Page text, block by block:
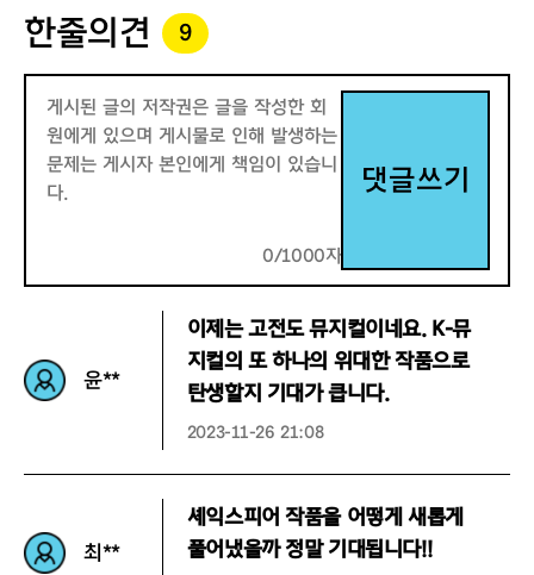
한줄의견 9
0/1000자
댓글쓰기
윤**
이제는 고전도 뮤지컬이네요. K-뮤
지컬의 또 하나의 위대한 작품으로
탄생할지 기대가 큽니다.
2023-11-26 21:08
최**
셰익스피어 작품을 어떻게 새롭게
풀어냈을까 정말 기대됩니다!!